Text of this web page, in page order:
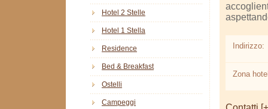
Indirizzo:
Zona
Hotel 2 Stelle
Hotel 1 Stella
Residence
Bed & Breakfast
Ostelli
Campeggi